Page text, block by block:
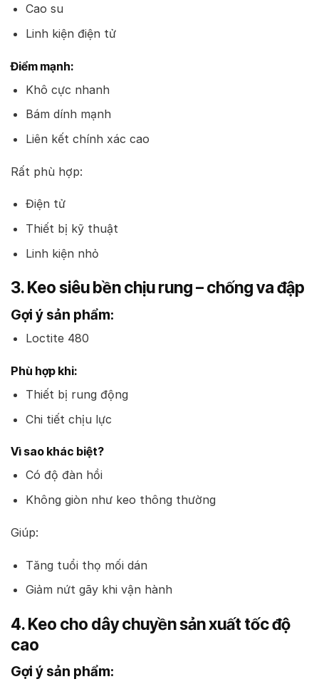
Cao su
Linh kiện điện tử
Điểm mạnh:
Khô cực nhanh
Bám dính mạnh
Liên kết chính xác cao
Rất phù hợp:
Điện tử
Thiết bị kỹ thuật
Linh kiện nhỏ
3. Keo siêu bền chịu rung – chống va đập
Gợi ý sản phẩm:
Loctite 480
Phù hợp khi:
Thiết bị rung động
Chi tiết chịu lực
Vì sao khác biệt?
Có độ đàn hồi
Không giòn như keo thông thường
Giúp:
Tăng tuổi thọ mối dán
Giảm nứt gãy khi vận hành
4. Keo cho dây chuyền sản xuất tốc độ
cao
Gợi ý sản phẩm: